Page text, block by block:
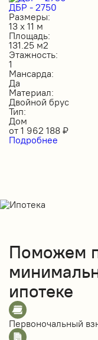
ДБР - 2750
Размеры:
13 х 11 м
Площадь:
131.25 м2
Этажность:
1
Мансарда:
Да
Материал:
Двойной брус
Тип:
Дом
от 1 962 188 ₽
Подробнее
Поможем
ипотеке
Первоночальный